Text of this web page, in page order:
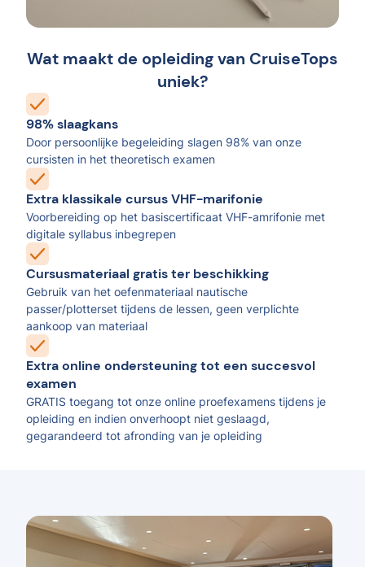
Wat maakt de opleiding van CruiseTops
uniek?
98% slaagkans
Door persoonlijke begeleiding slagen 98% van onze
cursisten in het theoretisch examen
Extra klassikale cursus VHF-marifonie
Voorbereiding op het basiscertificaat VHF-amrifonie met
digitale syllabus inbegrepen
Cursusmateriaal gratis ter beschikking
Gebruik van het oefenmateriaal nautische
passer/plotterset tijdens de lessen, geen verplichte
aankoop van materiaal
Extra online ondersteuning tot een succesvol
examen
GRATIS toegang tot onze online proefexamens tijdens je
opleiding en indien onverhoopt niet geslaagd,
gegarandeerd tot afronding van je opleiding